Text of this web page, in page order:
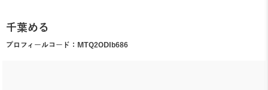
千葉める
プロフィールコード： MTQ2ODIb686